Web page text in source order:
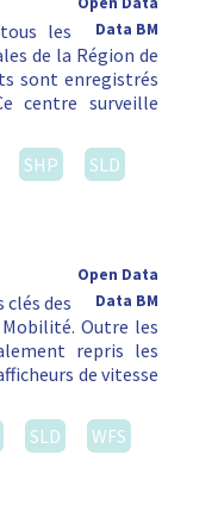
Data BM
les
de la Région de
sont enregistrés
centre surveille
SHP
SLD
Open Data
Data BM
clés des
Outre les
repris les
de vitesse
SLD
WFS